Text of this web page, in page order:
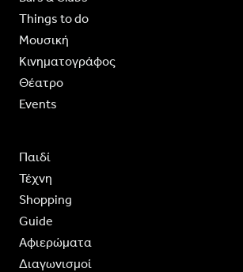
Things to do
Moυσική
Κινηματογράφος
Θέατρο
Events
Παιδί
Τέχνη
Shopping
Guide
Aφιερώματα
Διαγωνισμοί